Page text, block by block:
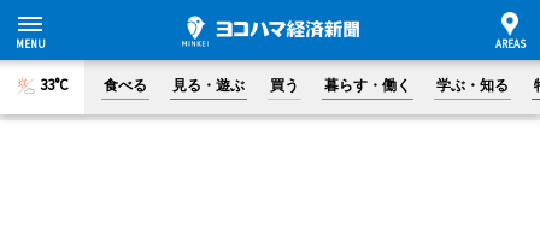
33°C 食べる 見る・遊ぶ 買う 暮らす・働く 学ぶ・知る